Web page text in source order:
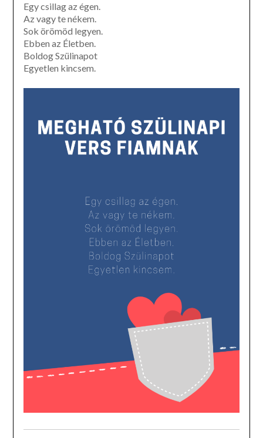
Egy csillag az égen.
Az vagy te nékem.
Sok örömöd legyen.
Ebben az Életben.
Boldog Szülinapot
Egyetlen kincsem.